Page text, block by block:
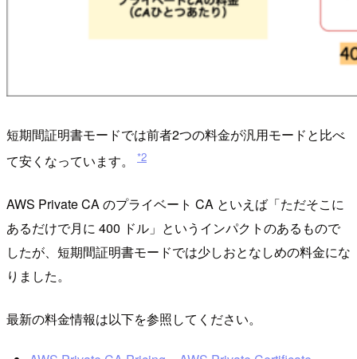
短期間証明書モードでは前者2つの料金が汎用モードと比べ
て安くなっています。
*2
AWS Private CA のプライベート CA といえば「ただそこに
あるだけで月に 400 ドル」というインパクトのあるもので
したが、短期間証明書モードでは少しおとなしめの料金にな
りました。
最新の料金情報は以下を参照してください。